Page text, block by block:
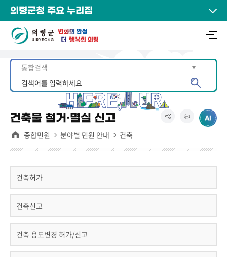
의령군청 주요 누리집
건축물 철거·멸실 신고
종합민원 분야별 민원 안내 건축
건축허가
건축신고
건축 용도변경 허가/신고